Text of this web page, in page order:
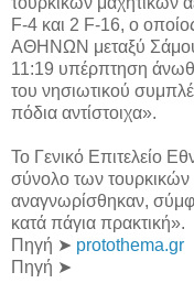
F-4 και 2 F-16, ο
ΑΘΗΝΩΝ μεταξύ Σάμου
11:19 υπέρπτηση
του νησιωτικού
πόδια αντίστοιχα».
Το Γενικό Επιτελείο
σύνολο των τουρκικών
αναγνωρίσθηκαν,
κατά πάγια πρακτική».
Πηγή ➤ protothema.gr
Πηγή ➤